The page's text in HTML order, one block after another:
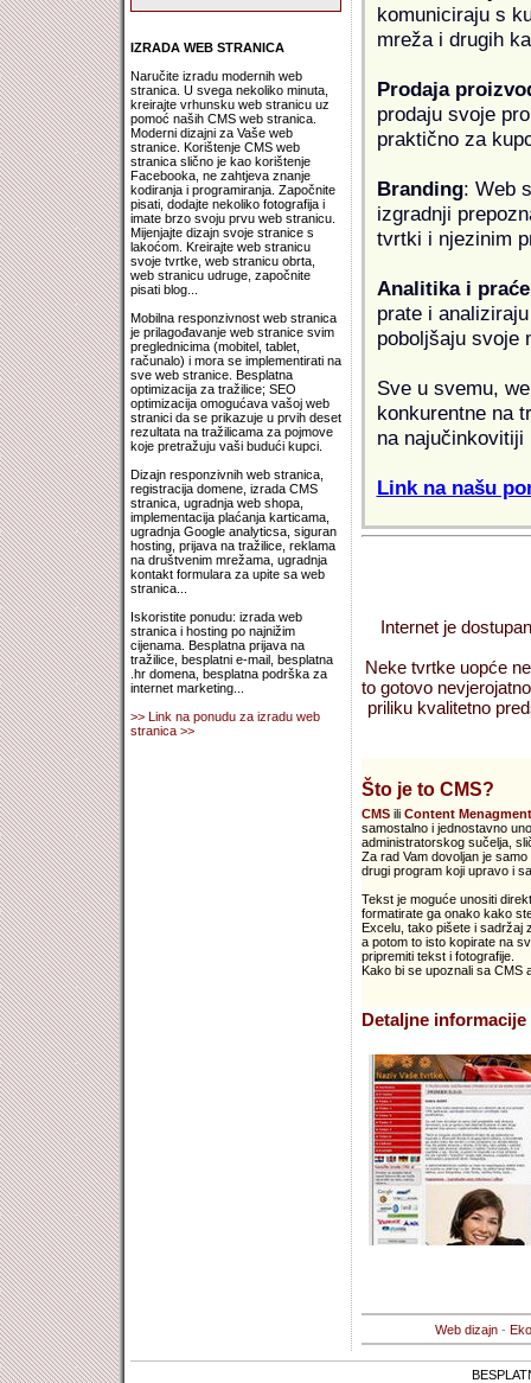
IZRADA WEB STRANICA
Naručite izradu modernih web
stranica. U svega nekoliko minuta,
kreirajte vrhunsku web stranicu uz
pomoć naših CMS web stranica.
Moderni dizajni za Vaše web
stranice. Korištenje CMS web
stranica slično je kao korištenje
Facebooka, ne zahtjeva znanje
kodiranja i programiranja. Započnite
pisati, dodajte nekoliko fotografija i
imate brzo svoju prvu web stranicu.
Mijenjajte dizajn svoje stranice s
lakoćom. Kreirajte web stranicu
svoje tvrtke, web stranicu obrta,
web stranicu udruge, započnite
pisati blog...
Mobilna responzivnost web stranica
je prilagođavanje web stranice svim
preglednicima (mobitel, tablet,
računalo) i mora se implementirati na
sve web stranice. Besplatna
optimizacija za tražilice; SEO
optimizacija omogućava vašoj web
stranici da se prikazuje u prvih deset
rezultata na tražilicama za pojmove
koje pretražuju vaši budući kupci.
Dizajn responzivnih web stranica,
registracija domene, izrada CMS
stranica, ugradnja web shopa,
implementacija plaćanja karticama,
ugradnja Google analyticsa, siguran
hosting, prijava na tražilice, reklama
na društvenim mrežama, ugradnja
kontakt formulara za upite sa web
stranica...
Iskoristite ponudu: izrada web
stranica i hosting po najnižim
cijenama. Besplatna prijava na
tražilice, besplatni e-mail, besplatna
.hr domena, besplatna podrška za
internet marketing...
>> Link na ponudu za izradu web
stranica >>
komuniciraju s
mreža i drugih
Prodaja
prodaju svoje
praktično za
Branding: Web
izgradnji
tvrtki i njezinim
Analitika i
prate i
poboljšaju svoje
Sve u svemu,
konkurentne na
na najučinkovitiji
Link na našu
Internet je
Neke tvrtke uopće
to gotovo
priliku kvalitetno
Što je to CMS?
CMSili Content
samostalno i jednostavno
administratorskog sučelja,
Za rad Vam dovoljan je
drugi program koji upravo i
Tekst je moguće unositi
formatirate ga onako kako
Excelu, tako pišete i sadržaj
a potom to isto kopirate na
pripremiti tekst i fotografije.
Kako bi se upoznali sa CMS
Detaljne
Web dizajn-